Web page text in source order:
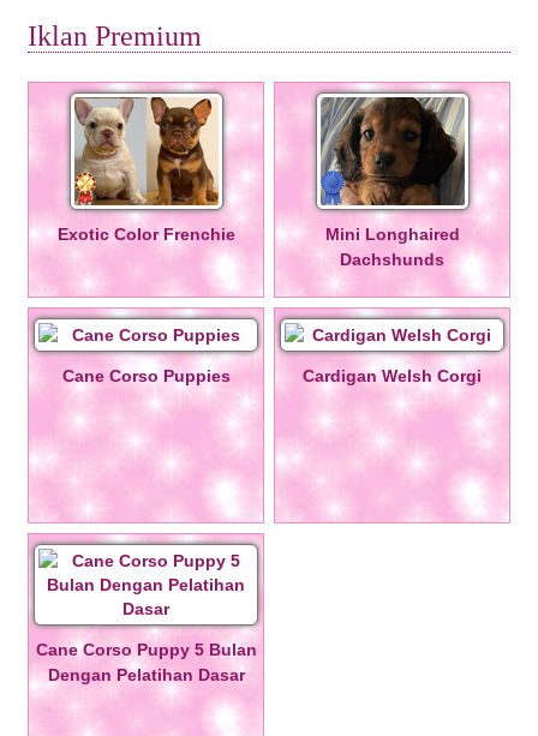
Iklan Premium
Exotic Color Frenchie
Mini Longhaired
Dachshunds
Cane Corso Puppies Cardigan Welsh Corgi
Cane Corso Puppy 5 Bulan
Dengan Pelatihan Dasar